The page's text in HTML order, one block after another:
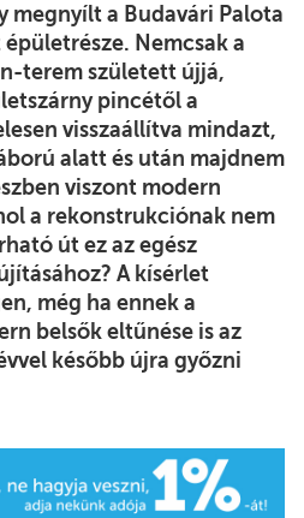
megnyílt a Budavári Palota
Nemcsak a
terem született újjá,
pincétől a
visszaállítva mindazt,
alatt és után majdnem
viszont modern
a rekonstrukciónak nem
út ez az egész
A kísérlet
még ha ennek a
belsők eltűnése is az
később újra győzni